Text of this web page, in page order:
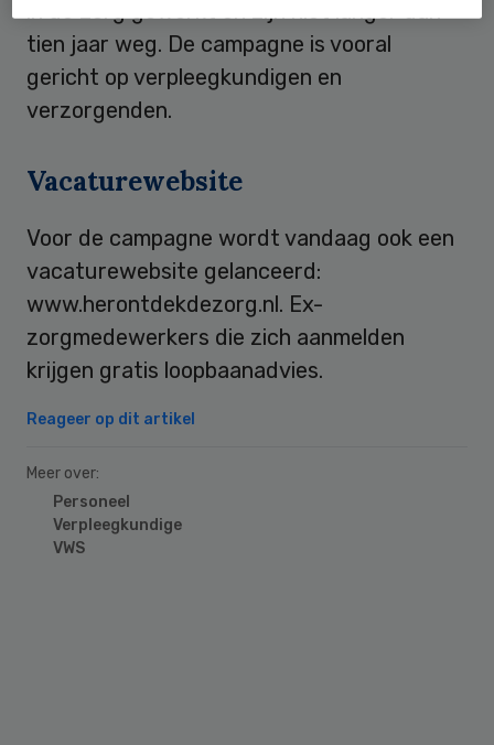
tien jaar weg. De campagne is vooral
gericht op verpleegkundigen en
verzorgenden.
Vacaturewebsite
Voor de campagne wordt vandaag ook een
vacaturewebsite gelanceerd:
www.herontdekdezorg.nl. Ex-
zorgmedewerkers die zich aanmelden
krijgen gratis loopbaanadvies.
Reageer op dit artikel
Meer over:
Personeel
Verpleegkundige
VWS